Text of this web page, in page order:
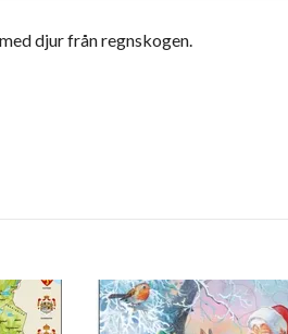
djur från regnskogen.